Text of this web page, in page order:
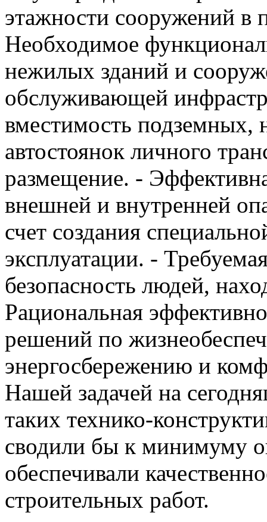
этажности сооружений в
Необходимое
нежилых зданий и
обслуживающей
вместимость подземных,
автостоянок личного
размещение. -
внешней и внутренней
счет создания
эксплуатации. -
безопасность людей,
Рациональная
решений по
энергосбережению и
Нашей задачей на
таких технико-
сводили бы к минимуму
обеспечивали
строительных работ.